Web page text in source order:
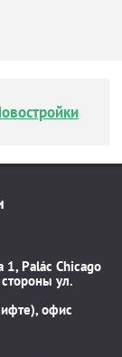
1, Palác Chicago
ул.
офис